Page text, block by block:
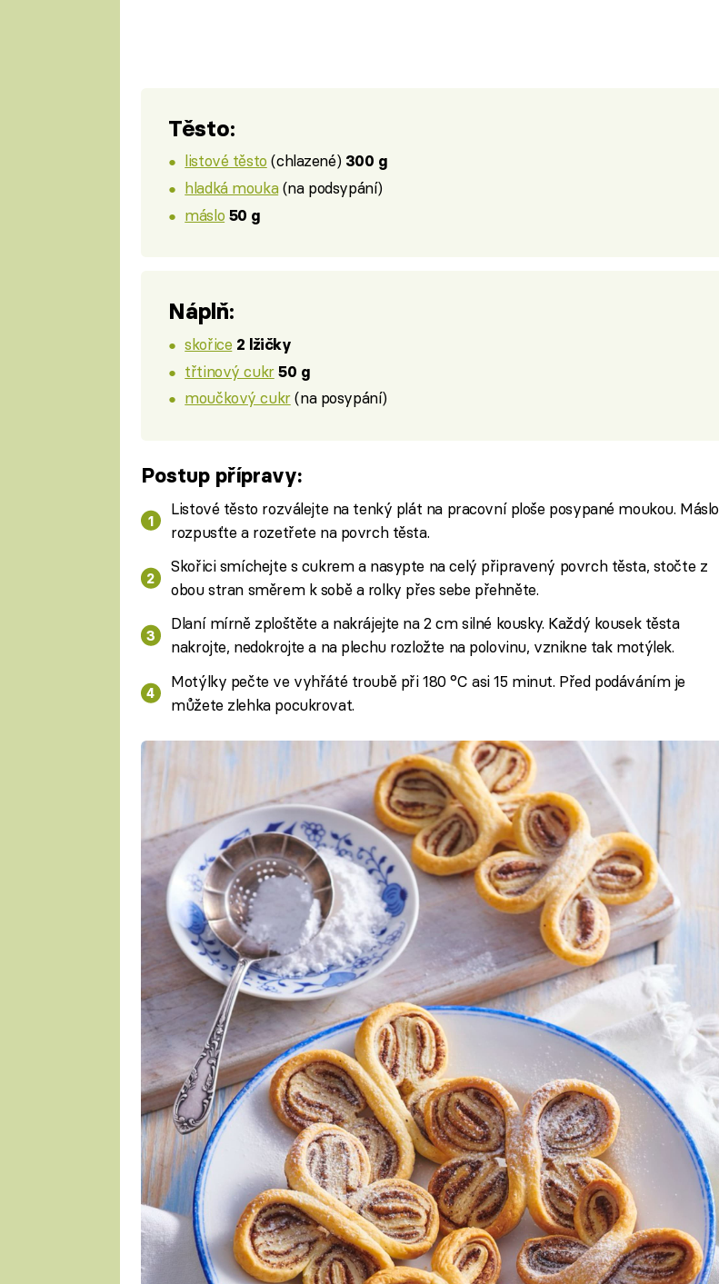
Těsto:
listové těsto (chlazené) 300 g
hladká mouka(na podsypání)
máslo 50 g
Náplň:
skořice 2 lžičky
třtinový cukr 50 g
moučkový cukr(na posypání)
Postup přípravy:
Listové těsto rozválejte na tenký plát na pracovní ploše posypané moukou. Máslo
rozpusťte a rozetřete na povrch těsta.
Skořici smíchejte s cukrem a nasypte na celý připravený povrch těsta, stočte z
obou stran směrem k sobě a rolky přes sebe přehněte.
Dlaní mírně zploštěte a nakrájejte na 2 cm silné kousky. Každý kousek těsta
nakrojte, nedokrojte a na plechu rozložte na polovinu, vznikne tak motýlek.
Motýlky pečte ve vyhřáté troubě při 180 °C asi 15 minut. Před podáváním je
můžete zlehka pocukrovat.